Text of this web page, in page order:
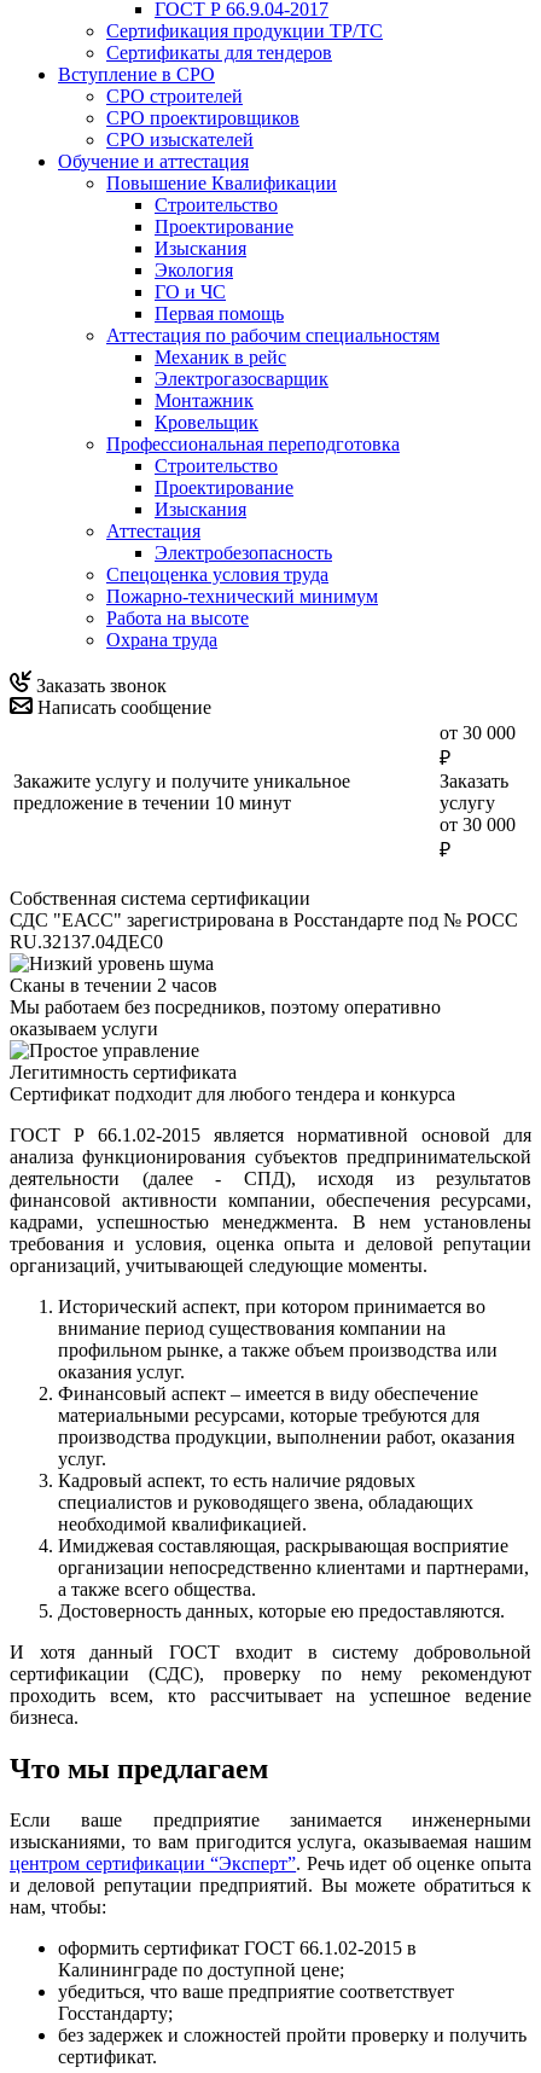
ГОСТ Р 66.9.04-2017
Сертификация продукции ТР/ТС
Сертификаты для тендеров
Вступление в СРО
СРО строителей
СРО проектировщиков
СРО изыскателей
Обучение и аттестация
Повышение Квалификации
Строительство
Проектирование
Изыскания
Экология
ГО и ЧС
Первая помощь
Аттестация по рабочим специальностям
Механик в рейс
Электрогазосварщик
Монтажник
Кровельщик
Профессиональная переподготовка
Строительство
Проектирование
Изыскания
Аттестация
Электробезопасность
Спецоценка условия труда
Пожарно-технический минимум
Работа на высоте
Охрана труда
Заказать звонок
Написать сообщение
Закажите услугу и получите уникальное
предложение в течении 10 минут
от 30 000
₽
Заказать
услугу
от 30 000
₽
Собственная система сертификации
СДС "ЕАСС" зарегистрирована в Росстандарте под № РОСС
RU.З2137.04ДЕС0
Сканы в течении 2 часов
Мы работаем без посредников, поэтому оперативно
оказываем услуги
Легитимность сертификата
Сертификат подходит для любого тендера и конкурса
ГОСТ Р 66.1.02-2015 является нормативной основой для
анализа функционирования субъектов предпринимательской
деятельности (далее - СПД), исходя из результатов
финансовой активности компании, обеспечения ресурсами,
кадрами, успешностью менеджмента. В нем установлены
требования и условия, оценка опыта и деловой репутации
организаций, учитывающей следующие моменты.
Исторический аспект, при котором принимается во
внимание период существования компании на
профильном рынке, а также объем производства или
оказания услуг.
Финансовый аспект – имеется в виду обеспечение
материальными ресурсами, которые требуются для
производства продукции, выполнении работ, оказания
услуг.
Кадровый аспект, то есть наличие рядовых
специалистов и руководящего звена, обладающих
необходимой квалификацией.
Имиджевая составляющая, раскрывающая восприятие
организации непосредственно клиентами и партнерами,
а также всего общества.
Достоверность данных, которые ею предоставляются.
И хотя данный ГОСТ входит в систему добровольной
сертификации (СДС), проверку по нему рекомендуют
проходить всем, кто рассчитывает на успешное ведение
бизнеса.
Что мы предлагаем
Если ваше предприятие занимается инженерными
изысканиями, то вам пригодится услуга, оказываемая нашим
центром сертификации “Эксперт”. Речь идет об оценке опыта
и деловой репутации предприятий. Вы можете обратиться к
нам, чтобы:
оформить сертификат ГОСТ 66.1.02-2015 в
Калининграде по доступной цене;
убедиться, что ваше предприятие соответствует
Госстандарту;
без задержек и сложностей пройти проверку и получить
сертификат.